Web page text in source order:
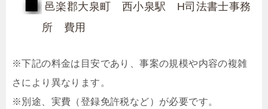
邑楽郡大泉町 西小泉駅 H司法書士事務
所 費用
※下記の料金は目安であり、事案の規模や内容の複雑
さにより異なります。
※別途、実費（登録免許税など）が必要です。